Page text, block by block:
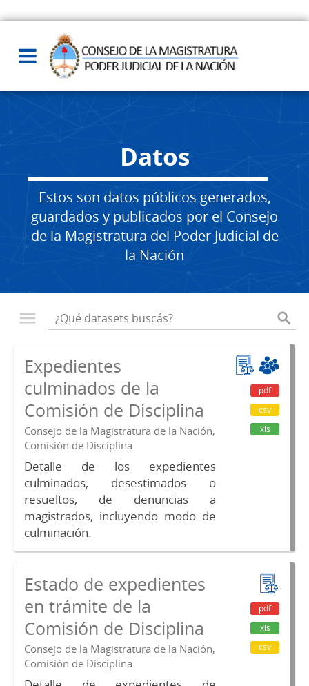
Datos
Estos son datos públicos generados,
guardados y publicados por el Consejo
de la Magistratura del Poder Judicial de
la Nación
Expedientes
culminados de la
Comisión de Disciplina
Consejo de la Magistratura de la Nación,
Comisión de Disciplina
Detalle de los expedientes
culminados, desestimados o
resueltos, de denuncias a
magistrados, incluyendo modo de
culminación.
pdf
csv
xls
Estado de expedientes
en trámite de la
Comisión de Disciplina
Consejo de la Magistratura de la Nación,
Comisión de Disciplina
pdf
xls
csv